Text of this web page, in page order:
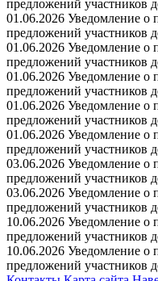
предложений участников
01.06.2026 Уведомление о
предложений участников
01.06.2026 Уведомление о
предложений участников
01.06.2026 Уведомление о
предложений участников
01.06.2026 Уведомление о
предложений участников
01.06.2026 Уведомление о
предложений участников
03.06.2026 Уведомление о
предложений участников
03.06.2026 Уведомление о
предложений участников
10.06.2026 Уведомление о
предложений участников
10.06.2026 Уведомление о
предложений участников